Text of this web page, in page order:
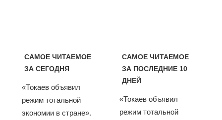
САМОЕ ЧИТАЕМОЕ
ЗА СЕГОДНЯ
«Токаев объявил
режим тотальной
экономии в стране».
САМОЕ ЧИТАЕМОЕ
ЗА ПОСЛЕДНИЕ 10
ДНЕЙ
«Токаев объявил
режим тотальной